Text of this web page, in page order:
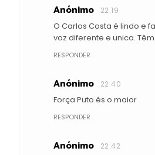
Anónimo 22:19
O Carlos Costa é lindo e
voz diferente e unica.
RESPONDER
Anónimo 22:40
Força Puto és o maior
RESPONDER
Anónimo 22:42